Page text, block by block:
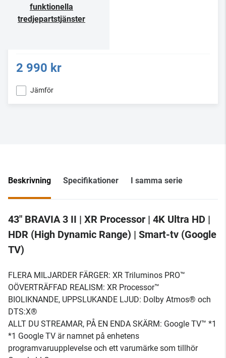
funktionella
tredjepartstjänster
2 990 kr
Jämför
Beskrivning Specifikationer I samma serie
43" BRAVIA 3 II | XR Processor | 4K Ultra HD |
HDR (High Dynamic Range) | Smart-tv (Google
TV)
FLERA MILJARDER FÄRGER: XR Triluminos PRO™
OÖVERTRÄFFAD REALISM: XR Processor™
BIOLIKNANDE, UPPSLUKANDE LJUD: Dolby Atmos® och
DTS:X®
ALLT DU STREAMAR, PÅ EN ENDA SKÄRM: Google TV™ *1
*1 Google TV är namnet på enhetens
programvaruupplevelse och ett varumärke som tillhör